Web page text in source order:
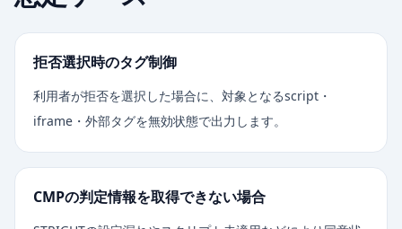
拒否選択時のタグ制御
利用者が拒否を選択した場合に、対象となるscript・
iframe・外部タグを無効状態で出力します。
CMPの判定情報を取得できない場合